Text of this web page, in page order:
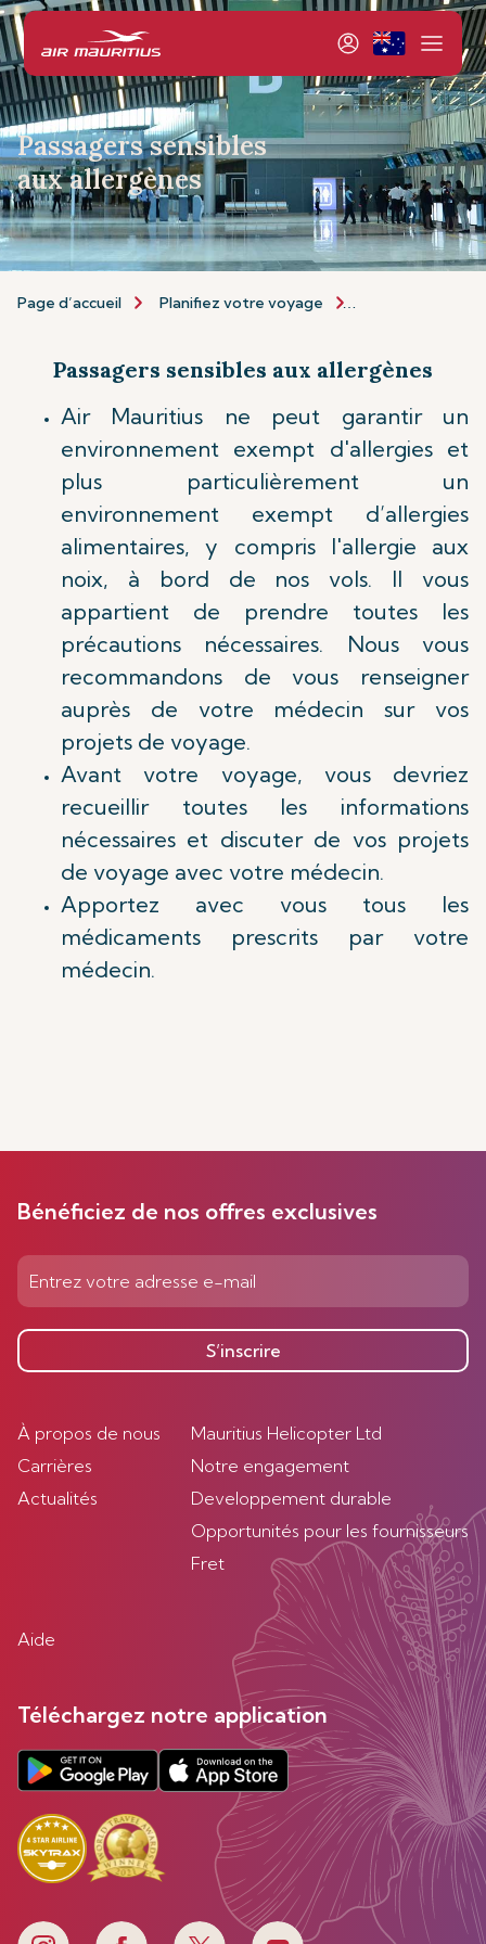
Passagers sensibles
aux allergènes
Page d’accueil Planifiez votre voyage
Passagers sensibles aux allergènes
Air Mauritius ne peut garantir un
environnement exempt d'allergies et
plus particulièrement un
environnement exempt d’allergies
alimentaires, y compris l'allergie aux
noix, à bord de nos vols. Il vous
appartient de prendre toutes les
précautions nécessaires. Nous vous
recommandons de vous renseigner
auprès de votre médecin sur vos
projets de voyage.
Avant votre voyage, vous devriez
recueillir toutes les informations
nécessaires et discuter de vos projets
de voyage avec votre médecin.
Apportez avec vous tous les
médicaments prescrits par votre
médecin.
Bénéficiez de nos offres exclusives
S’inscrire
À propos de nous
Carrières
Actualités
Mauritius Helicopter Ltd
Notre engagement
Developpement durable
Opportunités pour les fournisseurs
Fret
Aide
Téléchargez notre application